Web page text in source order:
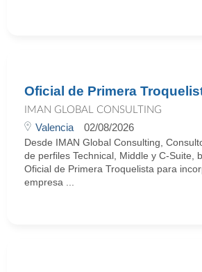
Oficial de Primera
IMAN GLOBAL CONSULTING
Valencia 02/08/2026
Desde IMAN Global Consulting,
de perfiles Technical, Middle y C-Suite,
Oficial de Primera Troquelista para
empresa ...